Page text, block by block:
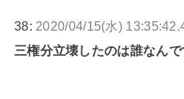
38: 2020/04/15(水)
三権分立壊したのは誰なん